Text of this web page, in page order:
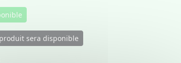
sera disponible